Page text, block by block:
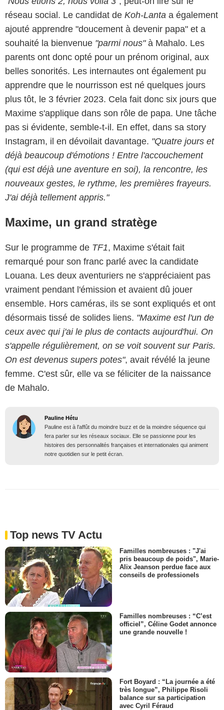
réseau social. Le candidat de Koh-Lanta a également
ajouté apprendre "doucement à devenir papa" et a
souhaité la bienvenue "parmi nous"à Mahalo. Les
parents ont donc opté pour un prénom original, aux
belles sonorités. Les internautes ont également pu
apprendre que le nourrisson est né quelques jours
plus tôt, le 3 février 2023. Cela fait donc six jours que
Maxime s'applique dans son rôle de papa. Une tâche
pas si évidente, semble-t-il. En effet, dans sa story
Instagram, il en dévoilait davantage. "Quatre jours et
déjà beaucoup d'émotions ! Entre l'accouchement
(qui est déjà une aventure en soi), la rencontre, les
nouveaux gestes, le rythme, les premières frayeurs.
J'ai déjà tellement appris."
Maxime, un grand stratège
Sur le programme de TF1, Maxime s'était fait
remarqué pour son franc parlé avec la candidate
Louana. Les deux aventuriers ne s'appréciaient pas
vraiment pendant l'émission et avaient dû jouer
ensemble. Hors caméras, ils se sont expliqués et ont
désormais tissé de solides liens. "Maxime est l'un de
ceux avec qui j'ai le plus de contacts aujourd'hui. On
s'appelle régulièrement, on se voit souvent sur Paris.
On est devenus supers potes", avait révélé la jeune
femme. C'est sûr, elle va se féliciter de la naissance
de Mahalo.
Pauline Hétu
Pauline est à l'affût du moindre buzz et de la moindre séquence qui
fera parler sur les réseaux sociaux. Elle se passionne pour les
histoires des personnalités françaises et internationales qui animent
notre quotidien sur le petit écran.
Top news TV Actu
Familles nombreuses : "J'ai
pris beaucoup de poids", Marie-
Alix Jeanson perdue face aux
conseils de professionels
Familles nombreuses : “C’est
officiel”, Céline Godet annonce
une grande nouvelle !
Fort Boyard : “La journée a été
très longue”, Philippe Risoli
balance sur sa participation
avec Cyril Féraud